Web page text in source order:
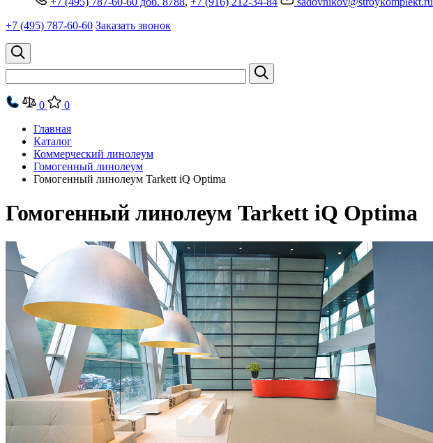
+7 (495) 787-60-60 Заказать звонок
0
0
Главная
Каталог
Коммерческий линолеум
Гомогенный линолеум
Гомогенный линолеум Tarkett iQ Optima
Гомогенный линолеум Tarkett iQ Optima